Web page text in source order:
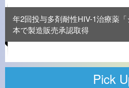
年2回投与多剤耐性HIV-1治療薬
本で製造販売承認取得
Pick